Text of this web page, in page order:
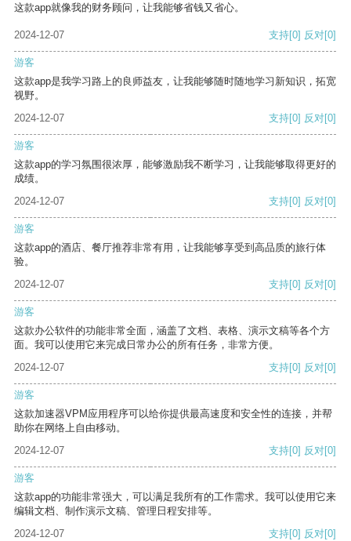
这款app就像我的财务顾问，让我能够省钱又省心。
2024-12-07 支持[0] 反对[0]
游客
这款app是我学习路上的良师益友，让我能够随时随地学习新知识，拓宽
视野。
2024-12-07
支持[0] 反对[0]
游客
这款app的学习氛围很浓厚，能够激励我不断学习，让我能够取得更好的
成绩。
2024-12-07
支持[0] 反对[0]
游客
这款app的酒店、餐厅推荐非常有用，让我能够享受到高品质的旅行体
验。
2024-12-07
支持[0] 反对[0]
游客
这款办公软件的功能非常全面，涵盖了文档、表格、演示文稿等各个方
面。我可以使用它来完成日常办公的所有任务，非常方便。
2024-12-07
支持[0] 反对[0]
游客
这款加速器VPM应用程序可以给你提供最高速度和安全性的连接，并帮
助你在网络上自由移动。
2024-12-07
支持[0] 反对[0]
游客
这款app的功能非常强大，可以满足我所有的工作需求。我可以使用它来
编辑文档、制作演示文稿、管理日程安排等。
2024-12-07
支持[0] 反对[0]